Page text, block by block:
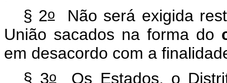
§ 2oNão será exigida
União sacados na forma do
em desacordo com a
§ 3oOs Estados, o